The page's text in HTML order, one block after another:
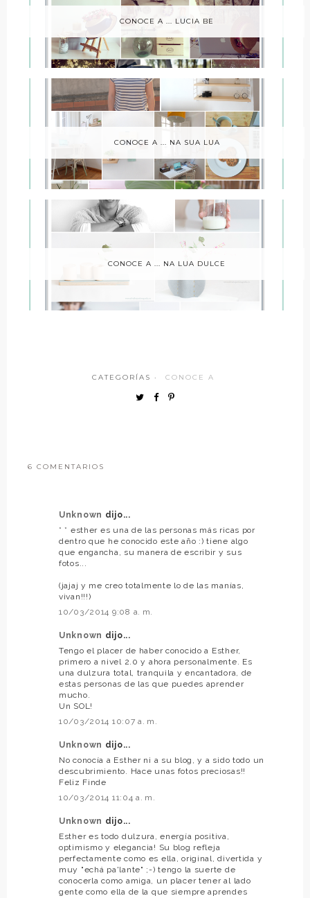
CONOCE A ... LUCIA BE
CONOCE A ... NA SUA LUA
CONOCE A ... NA LUA DULCE
CATEGORÍAS · CONOCE A
6 COMENTARIOS
Unknown dijo...
* * esther es una de las personas más ricas por
dentro que he conocido este año :) tiene algo
que engancha, su manera de escribir y sus
fotos...
(jajaj y me creo totalmente lo de las manías,
vivan!!!)
10/03/2014 9:08 a. m.
Unknown dijo...
Tengo el placer de haber conocido a Esther,
primero a nivel 2.0 y ahora personalmente. Es
una dulzura total, tranquila y encantadora, de
estas personas de las que puedes aprender
mucho.
Un SOL!
10/03/2014 10:07 a. m.
Unknown dijo...
No conocía a Esther ni a su blog, y a sido todo un
descubrimiento. Hace unas fotos preciosas!!
Feliz Finde
10/03/2014 11:04 a. m.
Unknown dijo...
Esther es todo dulzura, energía positiva,
optimismo y elegancia! Su blog refleja
perfectamente como es ella, original, divertida y
muy "echá pa'lante" ;-) tengo la suerte de
conocerla como amiga, un placer tener al lado
gente como ella de la que siempre aprendes